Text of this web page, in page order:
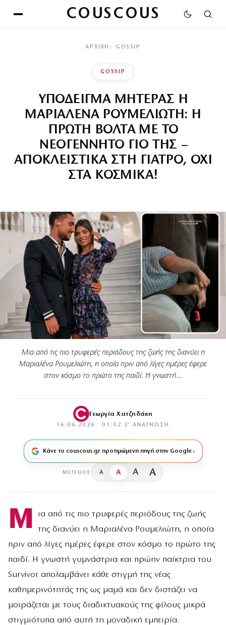
COUSCOUS
ΑΡΧΙΚΉ GOSSIP
GOSSIP
ΥΠΟΔΕΙΓΜΑ ΜΗΤΕΡΑΣ Η
ΜΑΡΙΑΛΕΝΑ ΡΟΥΜΕΛΙΩΤΗ: Η
ΠΡΩΤΗ ΒΟΛΤΑ ΜΕ ΤΟ
ΝΕΟΓΕΝΝΗΤΟ ΓΙΟ ΤΗΣ –
ΑΠΟΚΛΕΙΣΤΙΚΑ ΣΤΗ ΓΙΑΤΡΟ, ΟΧΙ
ΣΤΑ ΚΟΣΜΙΚΑ!
Μια από τις πιο τρυφερές περιόδους της ζωής της διανύει η
Μαριαλένα Ρουμελιώτη, η οποία πριν από λίγες ημέρες έφερε
στον κόσμο το πρώτο της παιδί. Η γνωστή…
Γεωργία Χατζηδάκη
16.06.2026 · 01:02 · 2′ ΑΝΆΓΝΩΣΗ
Κάνε το couscous.gr προτιμώμενη πηγή στην Google
ΜΈΓΕΘΟΣ A A A A
Μ
ια από τις πιο τρυφερές περιόδους της ζωής
της διανύει η Μαριαλένα Ρουμελιώτη, η οποία
πριν από λίγες ημέρες έφερε στον κόσμο το πρώτο της
παιδί. Η γνωστή γυμνάστρια και πρώην παίκτρια του
Survivor απολαμβάνει κάθε στιγμή της νέας
καθημερινότητάς της ως μαμά και δεν διστάζει να
μοιράζεται με τους διαδικτυακούς της φίλους μικρά
στιγμιότυπα από αυτή τη μοναδική εμπειρία.